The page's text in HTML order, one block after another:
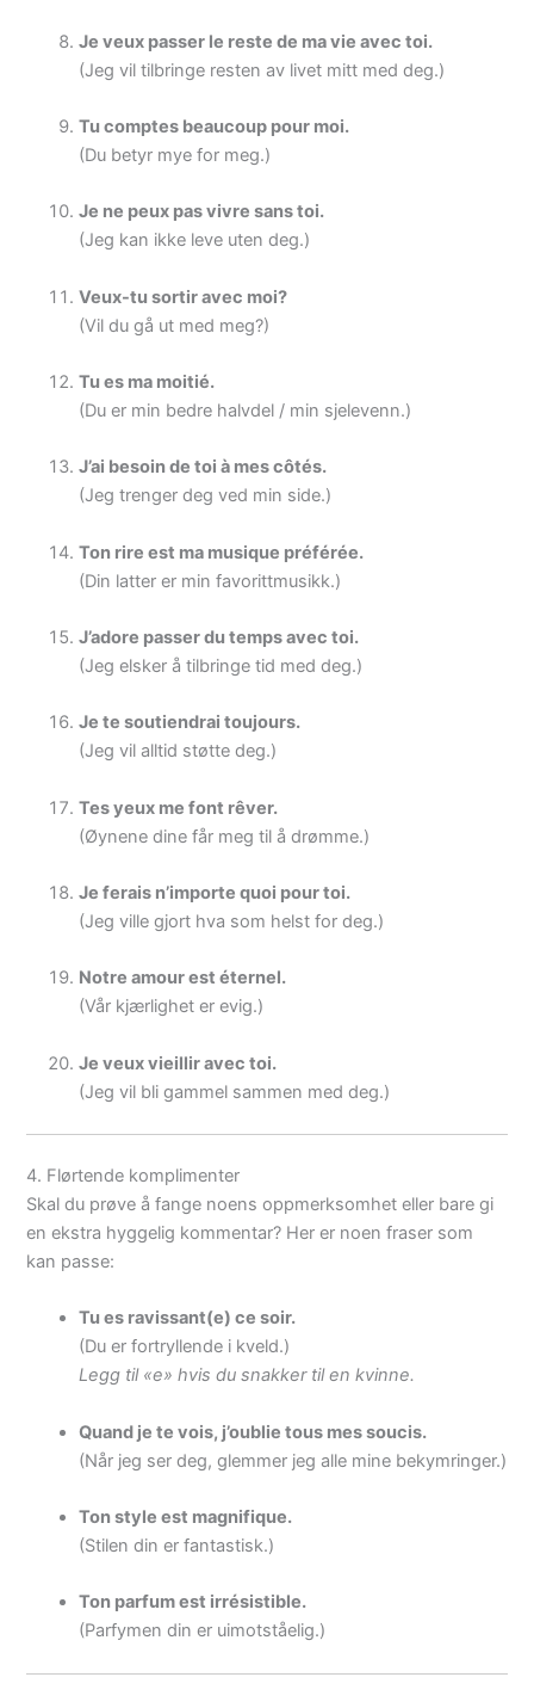
Je veux passer le reste de ma vie avec toi.
(Jeg vil tilbringe resten av livet mitt med deg.)
Tu comptes beaucoup pour moi.
(Du betyr mye for meg.)
Je ne peux pas vivre sans toi.
(Jeg kan ikke leve uten deg.)
Veux-tu sortir avec moi?
(Vil du gå ut med meg?)
Tu es ma moitié.
(Du er min bedre halvdel / min sjelevenn.)
J’ai besoin de toi à mes côtés.
(Jeg trenger deg ved min side.)
Ton rire est ma musique préférée.
(Din latter er min favorittmusikk.)
J’adore passer du temps avec toi.
(Jeg elsker å tilbringe tid med deg.)
Je te soutiendrai toujours.
(Jeg vil alltid støtte deg.)
Tes yeux me font rêver.
(Øynene dine får meg til å drømme.)
Je ferais n’importe quoi pour toi.
(Jeg ville gjort hva som helst for deg.)
Notre amour est éternel.
(Vår kjærlighet er evig.)
Je veux vieillir avec toi.
(Jeg vil bli gammel sammen med deg.)
4. Flørtende komplimenter
Skal du prøve å fange noens oppmerksomhet eller bare gi
en ekstra hyggelig kommentar? Her er noen fraser som
kan passe:
Tu es ravissant(e) ce soir.
(Du er fortryllende i kveld.)
Legg til «e» hvis du snakker til en kvinne.
Quand je te vois, j’oublie tous mes soucis.
(Når jeg ser deg, glemmer jeg alle mine bekymringer.)
Ton style est magnifique.
(Stilen din er fantastisk.)
Ton parfum est irrésistible.
(Parfymen din er uimotståelig.)